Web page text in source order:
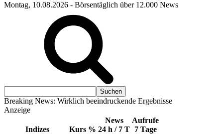
Montag, 10.08.2026 - Börsentäglich über 12.000 News
Breaking News: Wirklich beeindruckende Ergebnisse
Anzeige
Indizes Kurs %
News
24 h / 7 T
Aufrufe
7 Tage